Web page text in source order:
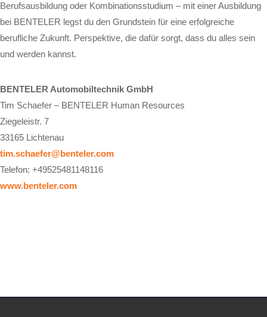
Berufsausbildung oder Kombinationsstudium – mit einer Ausbildung
bei BENTELER legst du den Grundstein für eine erfolgreiche
berufliche Zukunft. Perspektive, die dafür sorgt, dass du alles sein
und werden kannst.
BENTELER Automobiltechnik GmbH
Tim Schaefer – BENTELER Human Resources
Ziegeleistr. 7
33165 Lichtenau
tim.schaefer@benteler.com
Telefon: +49525481148116
www.benteler.com